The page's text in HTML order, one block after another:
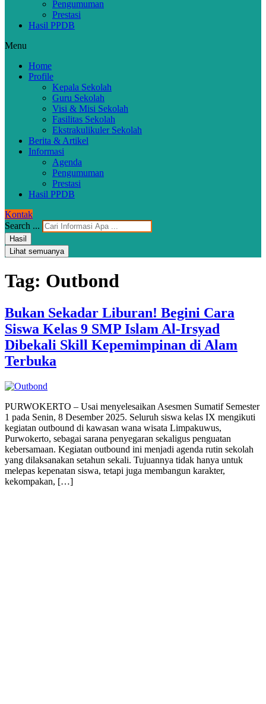
Pengumuman
Prestasi
Hasil PPDB
Menu
Home
Profile
Kepala Sekolah
Guru Sekolah
Visi & Misi Sekolah
Fasilitas Sekolah
Ekstrakulikuler Sekolah
Berita & Artikel
Informasi
Agenda
Pengumuman
Prestasi
Hasil PPDB
Kontak
Search ...
Hasil
Lihat semuanya
Tag: Outbond
Bukan Sekadar Liburan! Begini Cara
Siswa Kelas 9 SMP Islam Al-Irsyad
Dibekali Skill Kepemimpinan di Alam
Terbuka
PURWOKERTO – Usai menyelesaikan Asesmen Sumatif Semester
1 pada Senin, 8 Desember 2025. Seluruh siswa kelas IX mengikuti
kegiatan outbound di kawasan wana wisata Limpakuwus,
Purwokerto, sebagai sarana penyegaran sekaligus penguatan
kebersamaan. Kegiatan outbound ini menjadi agenda rutin sekolah
yang dilaksanakan setahun sekali. Tujuannya tidak hanya untuk
melepas kepenatan siswa, tetapi juga membangun karakter,
kekompakan, […]